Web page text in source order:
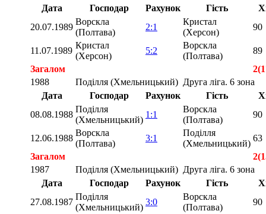
Дата
Господар Рахунок Гість
20.07.1989
Ворскла
(Полтава)
2:1
Кристал
(Херсон)
90
11.07.1989
Кристал
(Херсон)
5:2
Ворскла
(Полтава)
89
Загалом
1988
Поділля (Хмельницький) Друга ліга. 6 зона
Дата
Господар Рахунок Гість
08.08.1988
Поділля
(Хмельницький)
1:1
Ворскла
(Полтава)
90
12.06.1988
Ворскла
(Полтава)
3:1
Поділля
(Хмельницький)
63
Загалом
1987
Поділля (Хмельницький) Друга ліга. 6 зона
Дата
Господар Рахунок Гість
27.08.1987
Поділля
(Хмельницький)
3:0
Ворскла
(Полтава)
90